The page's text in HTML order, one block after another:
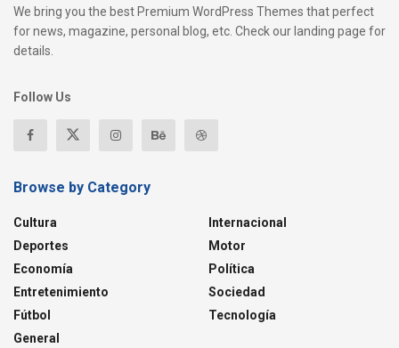
We bring you the best Premium WordPress Themes that perfect
for news, magazine, personal blog, etc. Check our landing page for
details.
Follow Us
Browse by Category
Cultura
Deportes
Economía
Entretenimiento
Fútbol
General
Internacional
Motor
Política
Sociedad
Tecnología